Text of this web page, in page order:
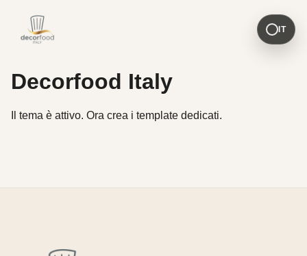
IT
Decorfood Italy
Il tema è attivo. Ora crea i template dedicati.